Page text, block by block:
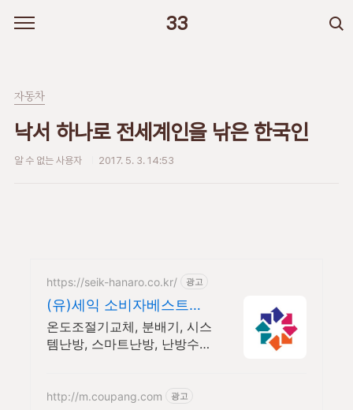
33
자동차
낙서 하나로 전세계인을 낚은 한국인
알 수 없는 사용자 2017. 5. 3. 14:53
https://seik-hanaro.co.kr/ 광고
(유)세익 소비자베스트브
랜드대상 1위
온도조절기교체, 분배기, 시스
템난방, 스마트난방, 난방수
http://m.coupang.com 광고